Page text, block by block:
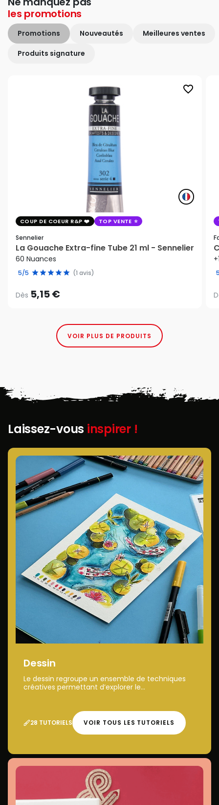
les promotions
Promotions Nouveautés Meilleures ventes
Produits signature
favorite_border
COUP DE COEUR R&P TOP VENTE
Sennelier
La Gouache Extra-fine Tube 21 ml - Sennelier
60 Nuances
5/5 (1 avis)
Dès 5,15 €
VOIR PLUS DE PRODUITS
Laissez-vous inspirer !
Dessin
Le dessin regroupe un ensemble de techniques
créatives permettant d’explorer le...
28 TUTORIELS VOIR TOUS LES TUTORIELS